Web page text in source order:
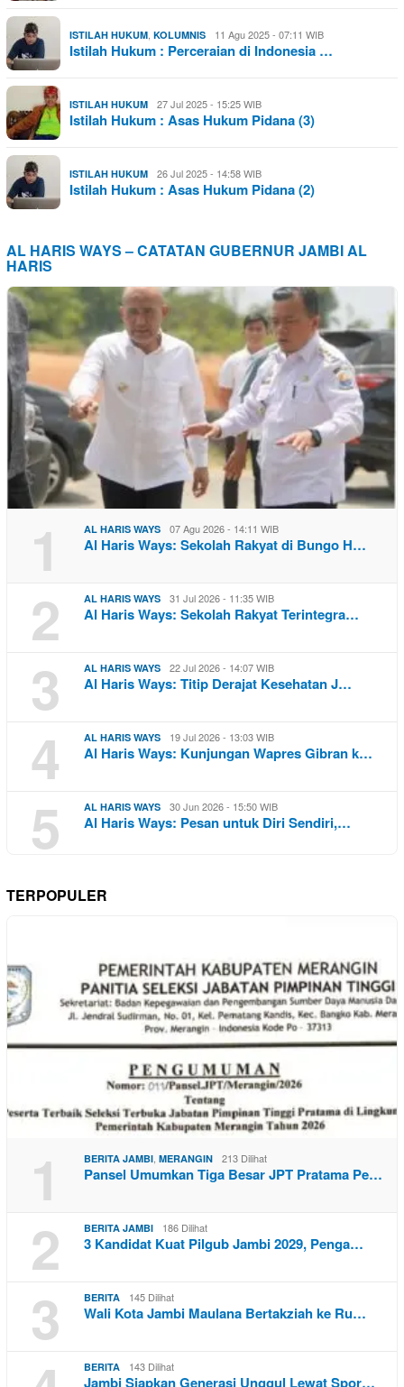
ISTILAH HUKUM, KOLUMNIS 11 Agu 2025 - 07:11 WIB
Istilah Hukum : Perceraian di Indonesia …
ISTILAH HUKUM 27 Jul 2025 - 15:25 WIB
Istilah Hukum : Asas Hukum Pidana (3)
ISTILAH HUKUM 26 Jul 2025 - 14:58 WIB
Istilah Hukum : Asas Hukum Pidana (2)
AL HARIS WAYS – CATATAN GUBERNUR JAMBI AL
HARIS
1 AL HARIS WAYS 07 Agu 2026 - 14:11 WIB
Al Haris Ways: Sekolah Rakyat di Bungo H…
2 AL HARIS WAYS 31 Jul 2026 - 11:35 WIB
Al Haris Ways: Sekolah Rakyat Terintegra…
3 AL HARIS WAYS 22 Jul 2026 - 14:07 WIB
Al Haris Ways: Titip Derajat Kesehatan J…
4 AL HARIS WAYS 19 Jul 2026 - 13:03 WIB
Al Haris Ways: Kunjungan Wapres Gibran k…
5 AL HARIS WAYS 30 Jun 2026 - 15:50 WIB
Al Haris Ways: Pesan untuk Diri Sendiri,…
TERPOPULER
1 BERITA JAMBI MERANGIN 213 Dilihat
Pansel Umumkan Tiga Besar JPT Pratama Pe…
2 BERITA JAMBI 186 Dilihat
3 Kandidat Kuat Pilgub Jambi 2029, Penga…
3 BERITA 145 Dilihat
Wali Kota Jambi Maulana Bertakziah ke Ru…
BERITA 143 Dilihat
Jambi Siapkan Generasi Unggul Lewat Spor…